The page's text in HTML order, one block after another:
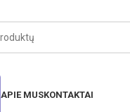
APIE MUSKONTAKTAI